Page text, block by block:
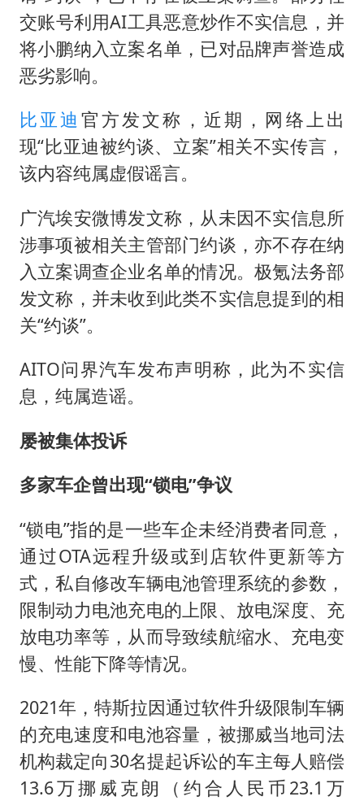
交账号利用AI工具恶意炒作不实信息，并
将小鹏纳入立案名单，已对品牌声誉造成
恶劣影响。
比亚迪 官方发文称，近期，网络上出
现“比亚迪被约谈、立案”相关不实传言，
该内容纯属虚假谣言。
广汽埃安微博发文称，从未因不实信息所
涉事项被相关主管部门约谈，亦不存在纳
入立案调查企业名单的情况。极氪法务部
发文称，并未收到此类不实信息提到的相
关“约谈”。
AITO问界汽车发布声明称，此为不实信
息，纯属造谣。
屡被集体投诉
多家车企曾出现“锁电”争议
“锁电”指的是一些车企未经消费者同意，
通过OTA远程升级或到店软件更新等方
式，私自修改车辆电池管理系统的参数，
限制动力电池充电的上限、放电深度、充
放电功率等，从而导致续航缩水、充电变
慢、性能下降等情况。
2021年，特斯拉因通过软件升级限制车辆
的充电速度和电池容量，被挪威当地司法
机构裁定向30名提起诉讼的车主每人赔偿
13.6万挪威克朗（约合人民币23.1万